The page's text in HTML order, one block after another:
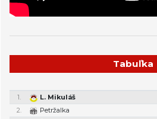
Tabuľka
1.
L. Mikuláš
2.
Petržalka